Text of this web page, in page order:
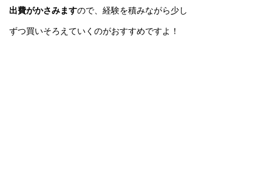
出費がかさみますので、経験を積みながら少し
ずつ買いそろえていくのがおすすめですよ！